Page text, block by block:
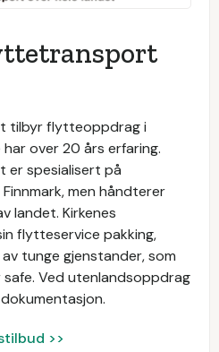
tilbyr flytteoppdrag i
har over 20 års erfaring.
er spesialisert på
men håndterer
landet. Kirkenes
flytteservice pakking,
tunge gjenstander, som
Ved utenlandsoppdrag
>>